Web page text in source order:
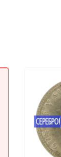
СЕРЕБРО!